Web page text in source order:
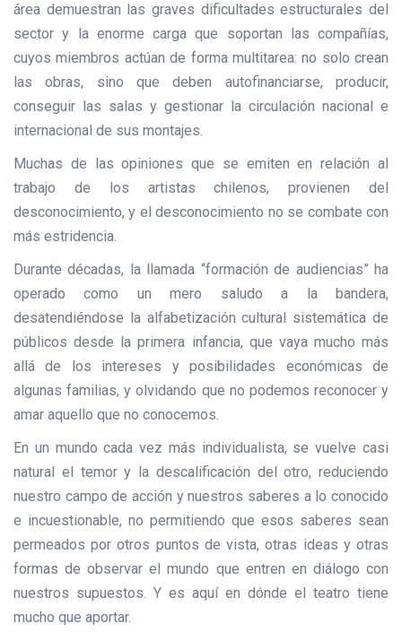
área demuestran las graves dificultades estructurales del
sector y la enorme carga que soportan las compañías,
cuyos miembros actúan de forma multitarea: no solo crean
las obras, sino que deben autofinanciarse, producir,
conseguir las salas y gestionar la circulación nacional e
internacional de sus montajes.
Muchas de las opiniones que se emiten en relación al
trabajo de los artistas chilenos, provienen del
desconocimiento, y el desconocimiento no se combate con
más estridencia.
Durante décadas, la llamada “formación de audiencias” ha
operado como un mero saludo a la bandera,
desatendiéndose la alfabetización cultural sistemática de
públicos desde la primera infancia, que vaya mucho más
allá de los intereses y posibilidades económicas de
algunas familias, y olvidando que no podemos reconocer y
amar aquello que no conocemos.
En un mundo cada vez más individualista, se vuelve casi
natural el temor y la descalificación del otro, reduciendo
nuestro campo de acción y nuestros saberes a lo conocido
e incuestionable, no permitiendo que esos saberes sean
permeados por otros puntos de vista, otras ideas y otras
formas de observar el mundo que entren en diálogo con
nuestros supuestos. Y es aquí en dónde el teatro tiene
mucho que aportar.